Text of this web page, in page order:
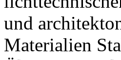
und
Materialien